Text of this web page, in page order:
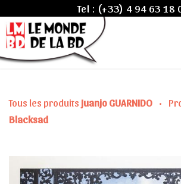
Tel : (+33) 4 94 63 18
Tous les produits Juanjo GUARNIDO •
Blacksad